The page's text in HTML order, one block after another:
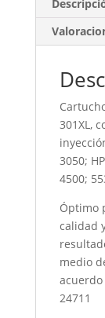
301XL,
3050;
4500;
Óptimo
calidad
medio
acuerdo
24711